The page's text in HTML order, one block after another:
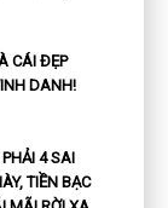
CÁI ĐẸP
DANH!
4 SAI
TIỀN BẠC